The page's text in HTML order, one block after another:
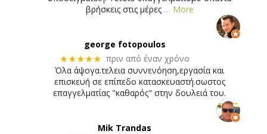
βρήσκεις στις μέρες … More
george fotopoulos
★★★★★ πριν από έναν χρόνο
Όλα άψογα.τελεια συννενόηση,εργασία και
επισκευή σε επίπεδο κατασκευαστή.σωστος
επαγγελματίας "καθαρός" στην δουλειά του.
Mik Trandas